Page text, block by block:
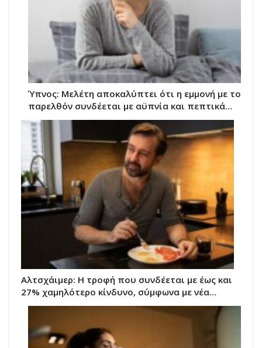
Ύπνος: Μελέτη αποκαλύπτει ότι η εμμονή με το
παρελθόν συνδέεται με αϋπνία και πεπτικά…
Αλτσχάιμερ: Η τροφή που συνδέεται με έως και
27% χαμηλότερο κίνδυνο, σύμφωνα με νέα…